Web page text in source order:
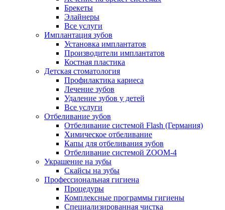
Брекеты
Элайнеры
Все услуги
Имплантация зубов
Установка имплантатов
Производители имплантатов
Костная пластика
Детская стоматология
Профилактика кариеса
Лечение зубов
Удаление зубов у детей
Все услуги
Отбеливание зубов
Отбеливание системой Flash (Германия)
Химическое отбеливание
Капы для отбеливания зубов
Отбеливание системой ZOOM-4
Украшение на зубы
Скайсы на зубы
Профессиональная гигиена
Процедуры
Комплексные программы гигиены
Специализированная чистка